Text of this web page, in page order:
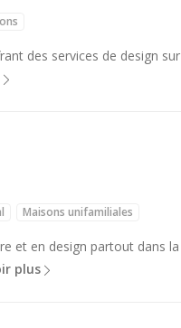
des services de design sur
Maisons unifamiliales
et en design partout dans la
plus